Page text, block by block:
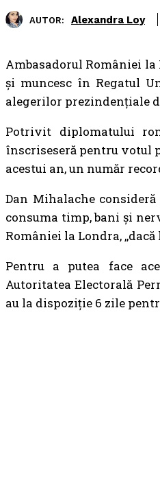
AUTOR: Alexandra Loy
Ambasadorul României
și muncesc în Regatul
alegerilor prezindențiale
Potrivit diplomatului
înscriseseră pentru votul
acestui an, un număr
Dan Mihalache
consuma timp, bani și
României la Londra,
Pentru a putea face
Autoritatea Electorală
au la dispoziție 6 zile